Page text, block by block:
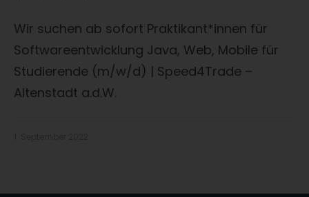
Wir suchen ab sofort Praktikant*innen für
Softwareentwicklung Java, Web, Mobile für
Studierende (m/w/d) | Speed4Trade –
Altenstadt a.d.W.